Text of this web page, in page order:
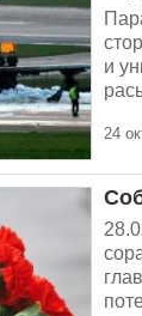
и
24